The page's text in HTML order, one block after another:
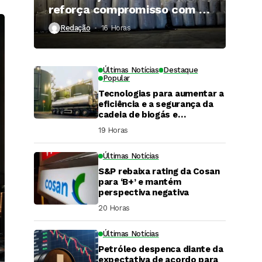
reforça compromisso com a
qualidade
Redação 16 Horas ⁮
Últimas Notícias Destaque
Popular
Tecnologias para aumentar a
eficiência e a segurança da
cadeia de biogás e
biometano são destaque em
Fórum do setor
19 Horas ⁮
Últimas Notícias
S&P rebaixa rating da Cosan
para ‘B+’ e mantém
perspectiva negativa
20 Horas ⁮
Últimas Notícias
Petróleo despenca diante da
expectativa de acordo para
DaCana Cast
Fenasucro 2026